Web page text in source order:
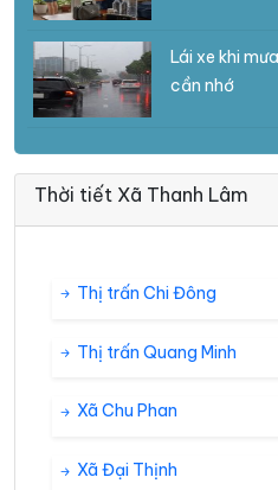
Lái xe khi
cần nhớ
Thời tiết Xã Thanh Lâm
Thị trấn Chi Đông
Thị trấn Quang Minh
Xã Chu Phan
Xã Đại Thịnh